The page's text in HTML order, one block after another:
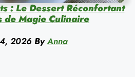
: Le Dessert Réconfortant
de Magie Culinaire
2026 By Anna